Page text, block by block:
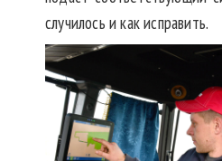
случилось и как исправить.